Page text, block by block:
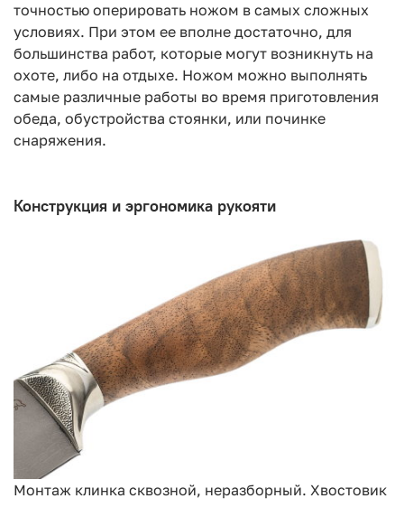
точностью оперировать ножом в самых сложных
условиях. При этом ее вполне достаточно, для
большинства работ, которые могут возникнуть на
охоте, либо на отдыхе. Ножом можно выполнять
самые различные работы во время приготовления
обеда, обустройства стоянки, или починке
снаряжения.
Конструкция и эргономика рукояти
Монтаж клинка сквозной, неразборный. Хвостовик